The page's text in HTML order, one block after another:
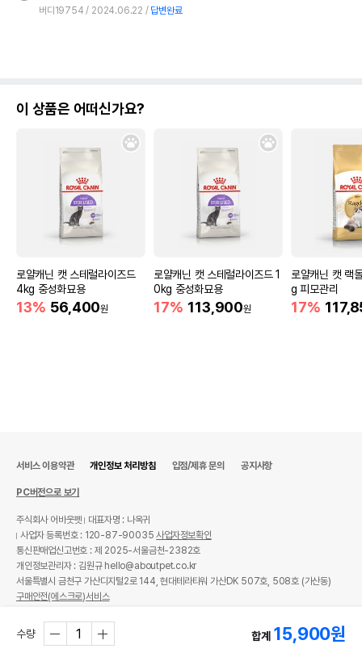
버디19754 2024.06.22 답변완료
이 상품은 어떠신가요?
로얄캐닌 캣 스테럴라이즈드
4kg 중성화묘용
13% 56,400원
로얄캐닌 캣 스테럴라이즈드 1
0kg 중성화묘용
17% 113,900원
로얄캐닌 캣 랙
g 피모관리
17%
수량 합계 15,900원
서비스 이용약관 개인정보 처리방침 입점/제휴 문의 공지사항
PC버전으로 보기
주식회사 어바웃펫
대표자명 : 나옥귀
사업자 등록번호 : 120-87-90035사업자정보확인
통신판매업신고번호 : 제 2025-서울금천-2382호
개인정보관리자 : 김원규 hello@aboutpet.co.kr
서울특별시 금천구 가산디지털2로 144, 현대테라타워 가산DK 507호, 508호 (가산동)
구매안전(에스크로)서비스